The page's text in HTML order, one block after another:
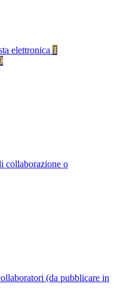
elettronica 1
collaborazione o
(da pubblicare in